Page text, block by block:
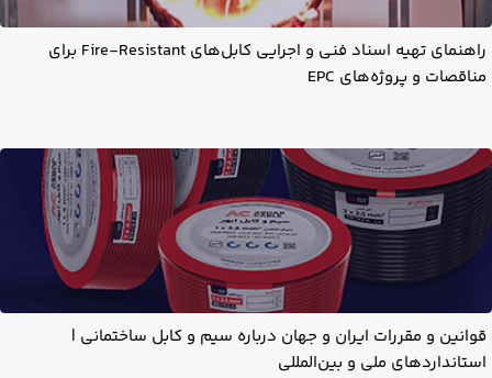
راهنمای تهیه اسناد فنی و اجرایی کابل‌های Fire-Resistant برای
مناقصات و پروژه‌های EPC
قوانین و مقررات ایران و جهان درباره سیم و کابل ساختمانی |
استانداردهای ملی و بین‌المللی